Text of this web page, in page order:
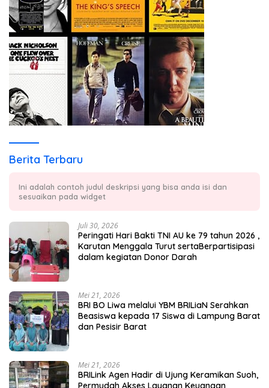
Berita Terbaru
Ini adalah contoh judul deskripsi yang bisa anda isi dan
sesuaikan pada widget
Juli 30, 2026
Peringati Hari Bakti TNI AU ke 79 tahun 2026 ,
Karutan Menggala Turut sertaBerpartisipasi
dalam kegiatan Donor Darah
Mei 21, 2026
BRI BO Liwa melalui YBM BRILiaN Serahkan
Beasiswa kepada 17 Siswa di Lampung Barat
dan Pesisir Barat
Mei 21, 2026
BRILink Agen Hadir di Ujung Keramikan Suoh,
Permudah Akses Layanan Keuangan